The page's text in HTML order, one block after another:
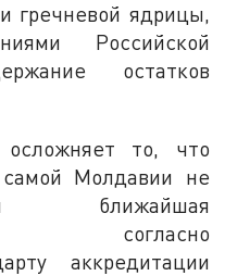
гречневой ядрицы,
Российской
остатков
осложняет то, что
Молдавии не
ближайшая
согласно
аккредитации